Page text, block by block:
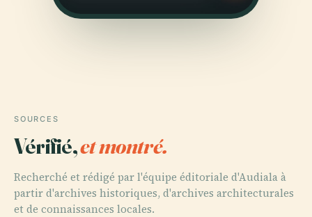
SOURCES
Vérifié,et montré.
Recherché et rédigé par l'équipe éditoriale d'Audiala à
partir d'archives historiques, d'archives architecturales
et de connaissances locales.